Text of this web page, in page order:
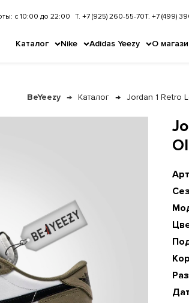
Каталог Nike Adidas Yeezy О
с 10:00 до 22:00 Т. +7 (925) 260-55-70Т. +7 (499)
BeYeezy Каталог Jordan 1 Retro